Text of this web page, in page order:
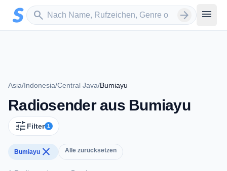
Zum Hauptinhalt springen
search
Sender suchen arrow_forward menu
Asia/Indonesia/Central Java/Bumiayu
Radiosender aus Bumiayu
tune Filter 1
Bumiayu close Alle zurücksetzen